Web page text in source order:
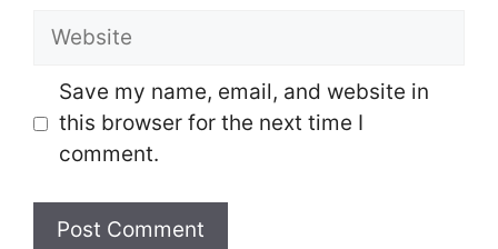
Website
Save my name, email, and website in
this browser for the next time I
comment.